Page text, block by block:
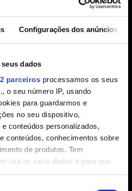
Configurações dos anúncios
dados
parceiros processamos os seus
o seu número IP, usando
para guardarmos e
no seu dispositivo,
conteúdos personalizados,
conteúdos, conhecimentos sobre
de produtos. Tem
usa os seus dados e para que
está jogando?
Jogo-base + expansões
erros de digitação!)